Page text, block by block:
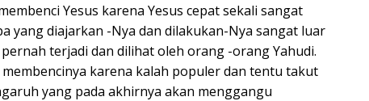
Yesus karena Yesus cepat sekali sangat
yang diajarkan -Nya dan dilakukan-Nya sangat luar
terjadi dan dilihat oleh orang -orang Yahudi.
karena kalah populer dan tentu takut
yang pada akhirnya akan menggangu